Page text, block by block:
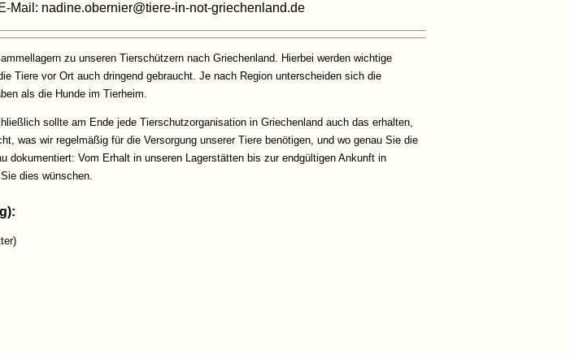
Mail: nadine.obernier@tiere-in-not-griechenland.de
zu unseren Tierschützern nach Griechenland. Hierbei werden wichtige
Tiere vor Ort auch dringend gebraucht. Je nach Region unterscheiden sich die
als die Hunde im Tierheim.
sollte am Ende jede Tierschutzorganisation in Griechenland auch das erhalten,
was wir regelmäßig für die Versorgung unserer Tiere benötigen, und wo genau Sie die
dokumentiert: Vom Erhalt in unseren Lagerstätten bis zur endgültigen Ankunft in
dies wünschen.